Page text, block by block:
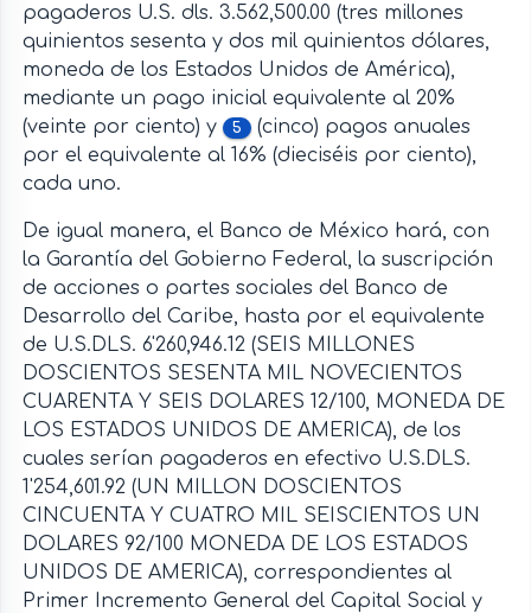
pagaderos U.S. dls. 3.562,500.00 (tres millones
quinientos sesenta y dos mil quinientos dólares,
moneda de los Estados Unidos de América),
mediante un pago inicial equivalente al 20%
(veinte por ciento) y
5
(cinco) pagos anuales
por el equivalente al 16% (dieciséis por ciento),
cada uno.
De igual manera, el Banco de México hará, con
la Garantía del Gobierno Federal, la suscripción
de acciones o partes sociales del Banco de
Desarrollo del Caribe, hasta por el equivalente
de U.S.DLS. 6'260,946.12 (SEIS MILLONES
DOSCIENTOS SESENTA MIL NOVECIENTOS
CUARENTA Y SEIS DOLARES 12/100, MONEDA DE
LOS ESTADOS UNIDOS DE AMERICA), de los
cuales serían pagaderos en efectivo U.S.DLS.
1'254,601.92 (UN MILLON DOSCIENTOS
CINCUENTA Y CUATRO MIL SEISCIENTOS UN
DOLARES 92/100 MONEDA DE LOS ESTADOS
UNIDOS DE AMERICA), correspondientes al
Primer Incremento General del Capital Social y